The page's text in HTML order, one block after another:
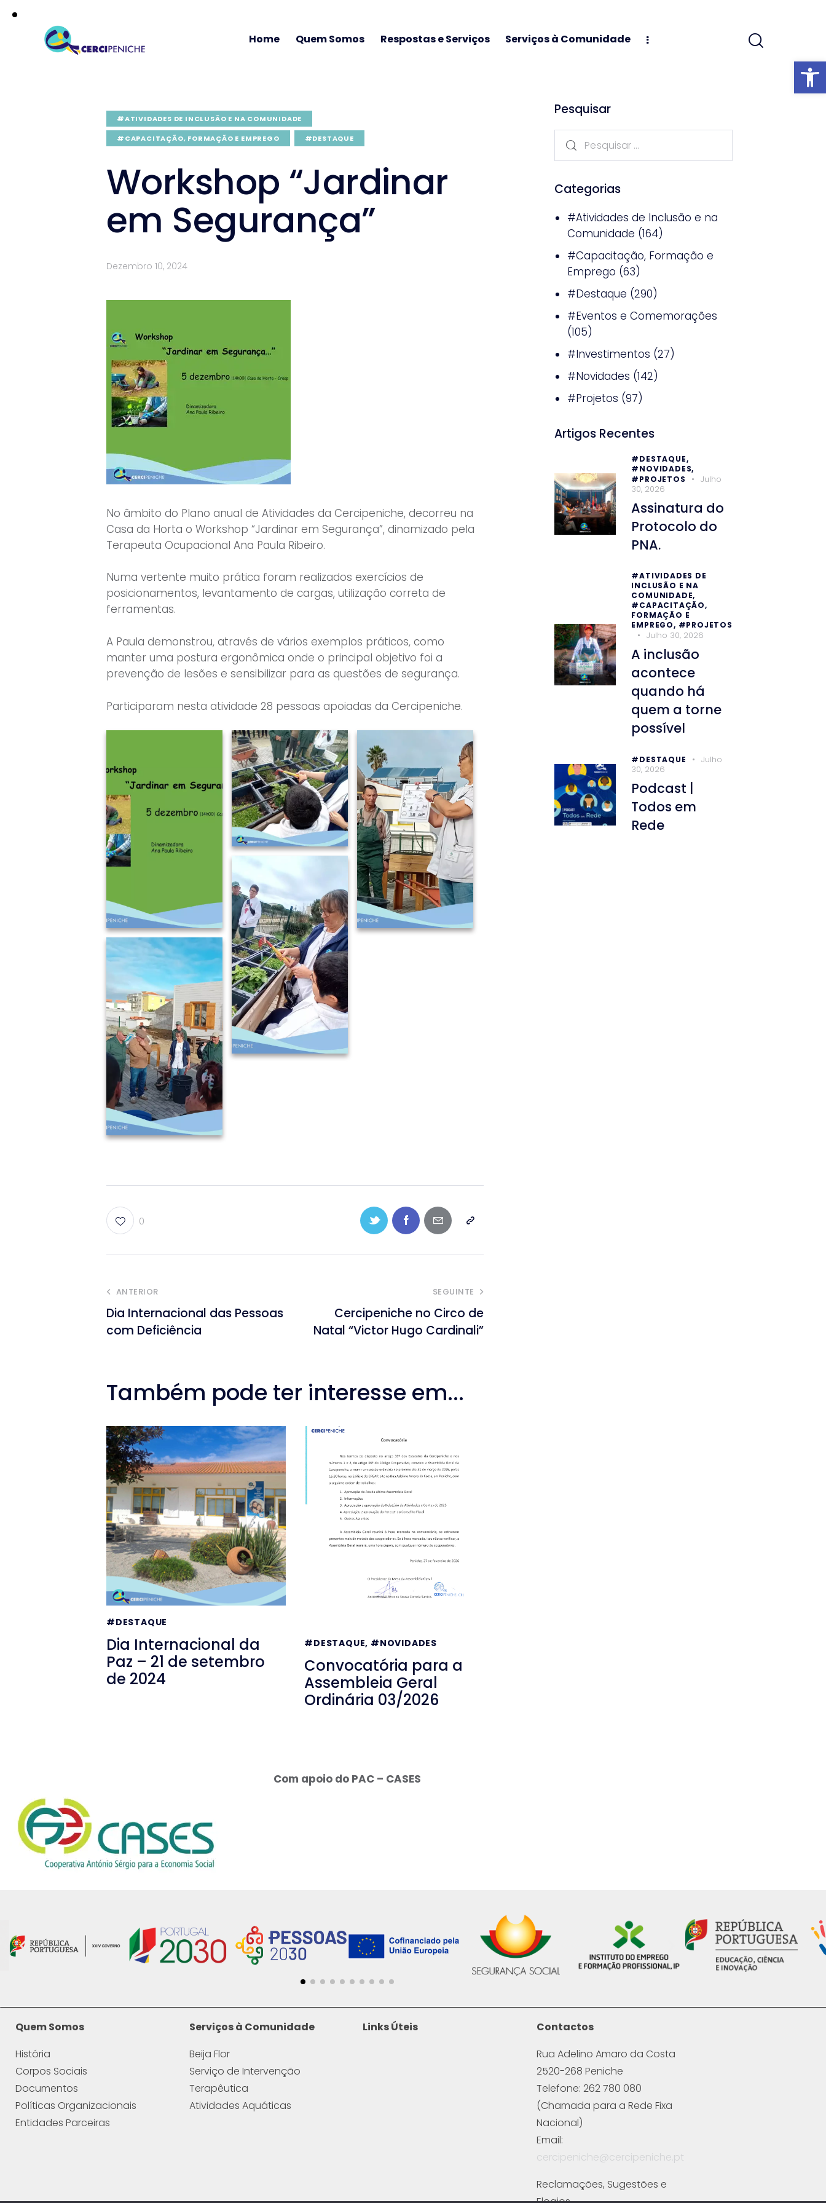
Abrir barra
Home Quem Somos Respostas e Serviços Serviços à Comunidade
#ATIVIDADES DE INCLUSÃO E NA COMUNIDADE
#CAPACITAÇÃO, FORMAÇÃO E EMPREGO
#DESTAQUE
Workshop “Jardinar
em Segurança”
Dezembro 10, 2024
No âmbito do Plano anual de Atividades da Cercipeniche, decorreu na
Casa da Horta o Workshop “Jardinar em Segurança”, dinamizado pela
Terapeuta Ocupacional Ana Paula Ribeiro.
Numa vertente muito prática foram realizados exercícios de
posicionamentos, levantamento de cargas, utilização correta de
ferramentas.
A Paula demonstrou, através de vários exemplos práticos, como
manter uma postura ergonômica onde o principal objetivo foi a
prevenção de lesões e sensibilizar para as questões de segurança.
Participaram nesta atividade 28 pessoas apoiadas da Cercipeniche.
0
ANTERIOR
Dia Internacional das Pessoas
com Deficiência
SEGUINTE
Cercipeniche no Circo de
Natal “Victor Hugo Cardinali”
Também pode ter interesse em...
#DESTAQUE
Dia Internacional da
Paz – 21 de setembro
de 2024
#DESTAQUE, #NOVIDADES
Convocatória para a
Assembleia Geral
Ordinária 03/2026
Pesquisar
Categorias
#Atividades de Inclusão e na
Comunidade (164)
#Capacitação, Formação e
Emprego (63)
#Destaque (290)
#Eventos e Comemorações
(105)
#Investimentos (27)
#Novidades (142)
#Projetos (97)
Artigos Recentes
#DESTAQUE,
#NOVIDADES,
#PROJETOS
Julho
30, 2026
Assinatura do
Protocolo do
PNA.
#ATIVIDADES DE
INCLUSÃO E NA
COMUNIDADE,
#CAPACITAÇÃO,
FORMAÇÃO E
EMPREGO, #PROJETOS
Julho 30, 2026
A inclusão
acontece
quando há
quem a torne
possível
#DESTAQUE
Julho
30, 2026
Podcast |
Todos em
Rede
Com apoio do PAC – CASES
Quem Somos
História
Corpos Sociais
Documentos
Políticas Organizacionais
Entidades Parceiras
Serviços à Comunidade
Beija Flor
Serviço de Intervenção
Terapêutica
Atividades Aquáticas
Links Úteis
Contactos
Rua Adelino Amaro da Costa
2520-268 Peniche
Telefone: 262 780 080
(Chamada para a Rede Fixa
Nacional)
Email:
cercipeniche@cercipeniche.pt
Reclamações, Sugestões e